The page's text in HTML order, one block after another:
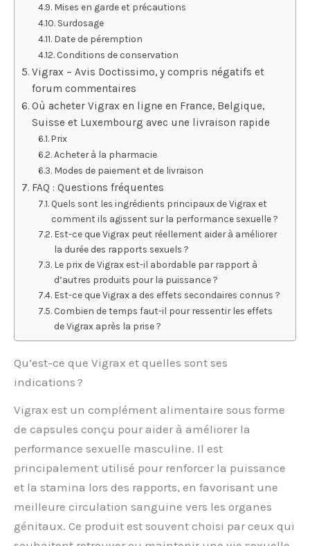
Mises en garde et précautions
Surdosage
Date de péremption
Conditions de conservation
Vigrax – Avis Doctissimo, y compris négatifs et
forum commentaires
Où acheter Vigrax en ligne en France, Belgique,
Suisse et Luxembourg avec une livraison rapide
Prix
Acheter à la pharmacie
Modes de paiement et de livraison
FAQ : Questions fréquentes
Quels sont les ingrédients principaux de Vigrax et
comment ils agissent sur la performance sexuelle ?
Est-ce que Vigrax peut réellement aider à améliorer
la durée des rapports sexuels ?
Le prix de Vigrax est-il abordable par rapport à
d’autres produits pour la puissance ?
Est-ce que Vigrax a des effets secondaires connus ?
Combien de temps faut-il pour ressentir les effets
de Vigrax après la prise ?
Qu’est-ce que Vigrax et quelles sont ses
indications ?
Vigrax est un complément alimentaire sous forme
de capsules conçu pour aider à améliorer la
performance sexuelle masculine. Il est
principalement utilisé pour renforcer la puissance
et la stamina lors des rapports, en favorisant une
meilleure circulation sanguine vers les organes
génitaux. Ce produit est souvent choisi par ceux qui